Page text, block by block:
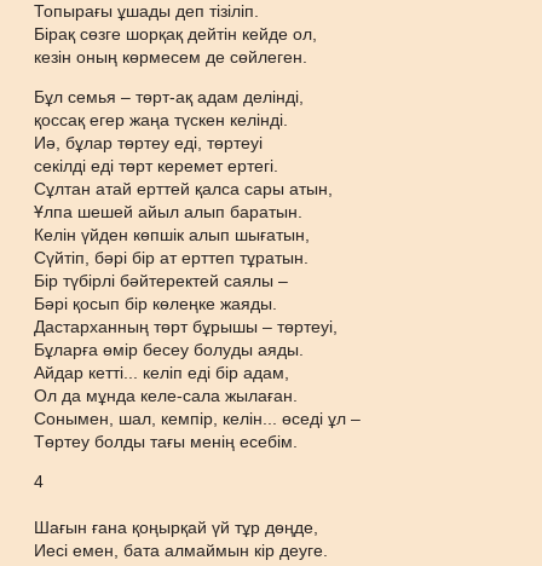
Топырағы ұшады деп тізіліп.
Бірақ сөзге шорқақ дейтін кейде ол,
кезін оның көрмесем де сөйлеген.
Бұл семья – төрт-ақ адам делінді,
қоссақ егер жаңа түскен келінді.
Иә, бұлар төртеу еді, төртеуі
секілді еді төрт керемет ертегі.
Сұлтан атай ерттей қалса сары атын,
Ұлпа шешей айыл алып баратын.
Келін үйден көпшік алып шығатын,
Сүйтіп, бәрі бір ат ерттеп тұратын.
Бір түбірлі бәйтеректей саялы –
Бәрі қосып бір көлеңке жаяды.
Дастарханның төрт бұрышы – төртеуі,
Бұларға өмір бесеу болуды аяды.
Айдар кетті... келіп еді бір адам,
Ол да мұнда келе-сала жылаған.
Сонымен, шал, кемпір, келін... өседі ұл –
Төртеу болды тағы менің есебім.
4
Шағын ғана қоңырқай үй тұр дөңде,
Иесі емен, бата алмаймын кір деуге.